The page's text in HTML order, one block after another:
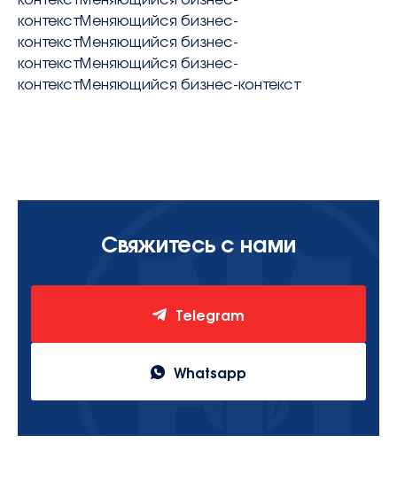
контекстМеняющийся бизнес-
контекстМеняющийся бизнес-
контекстМеняющийся бизнес-
контекстМеняющийся бизнес-контекст
Свяжитесь с нами
Telegram
Whatsapp